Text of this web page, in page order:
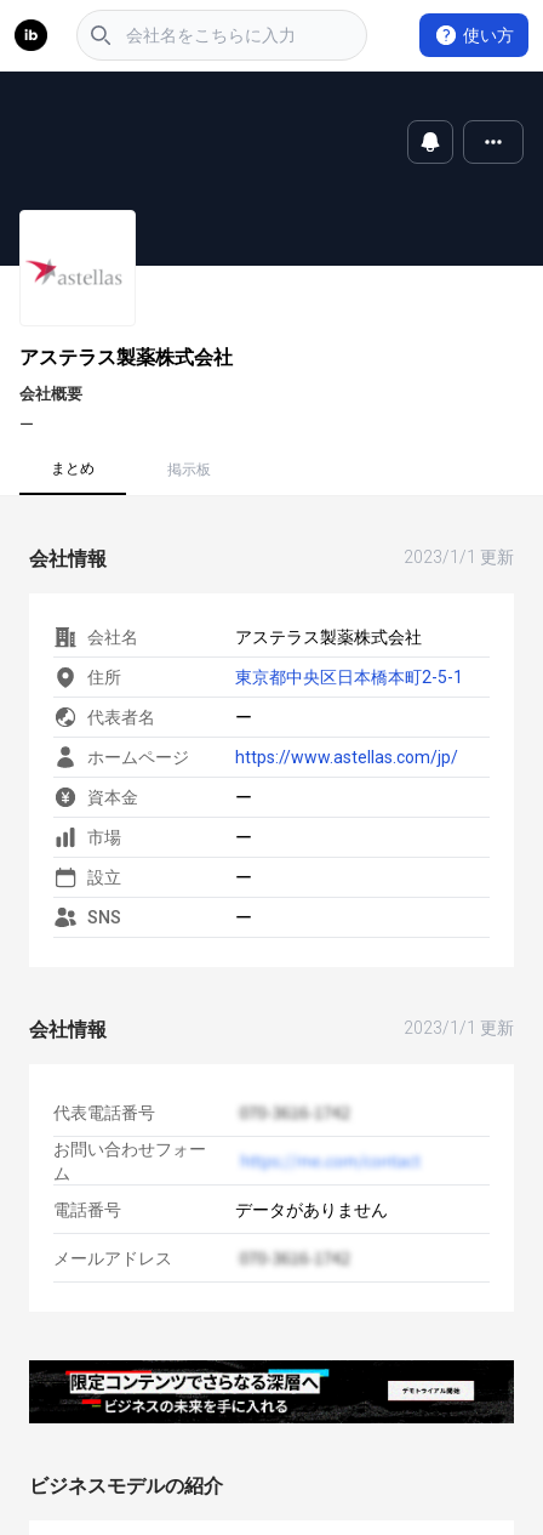
使い方
アステラス製薬株式会社
会社概要
ー
まとめ 掲示板
会社情報 2023/1/1 更新
会社名 アステラス製薬株式会社
住所 東京都中央区日本橋本町2-5-1
代表者名 ー
ホームページ https://www.astellas.com/jp/
資本金 ー
市場 ー
設立 ー
SNS ー
会社情報 2023/1/1 更新
代表電話番号
お問い合わせフォー
ム
電話番号
データがありません
メールアドレス
ビジネスモデルの紹介